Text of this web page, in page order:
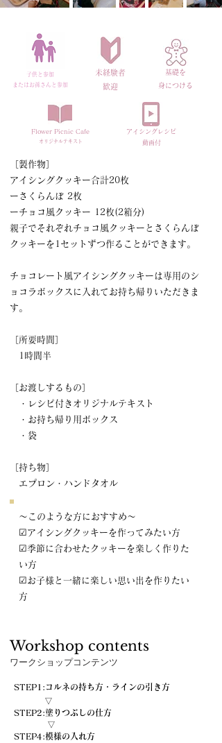
子供と参加
またはお孫さんと参加
未経験者
​歓迎
​基礎を
身につける
​Flower Picnic Cafe
オリジナルテキスト
アイシングレシピ
​動画付
［製作物］
アイシングクッキー合計20枚
ーさくらんぼ 2枚
ーチョコ風クッキー 12枚(2箱分)
親子でそれぞれチョコ風クッキーとさくらんぼ
クッキーを1セットずつ作ることができます。
チョコレート風アイシングクッキーは専用のシ
ョコラボックスに入れてお持ち帰りいただきま
す。
​［所要時間］
1時間半
​［お渡しするもの］
・レシピ付きオリジナルテキスト
​ ・お持ち帰り用ボックス
​ ・袋
​［持ち物］
エプロン・ハンドタオル
～このような方におすすめ～
☑アイシングクッキーを作ってみたい方
☑季節に合わせたクッキーを楽しく作りた
い方
☑お子様と一緒に楽しい思い出を作りたい
方
Workshop contents
ワークショップコンテンツ
STEP1 :コルネの持ち方・ラインの引き方
▽
STEP2:塗りつぶしの仕方
▽
STEP4:模様の入れ方